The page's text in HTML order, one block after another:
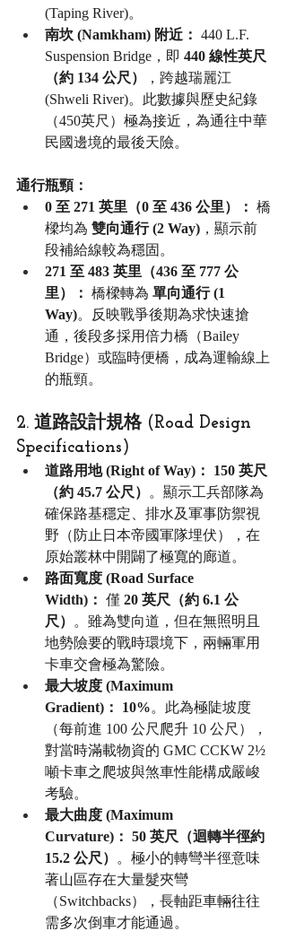
(Taping River)。
南坎 (Namkham) 附近： 440 L.F.
Suspension Bridge，即 440 線性英尺
（約 134 公尺）
，跨越瑞麗江
(Shweli River)。此數據與歷史紀錄
（450英尺）極為接近，為通往中華
民國邊境的最後天險。
通行瓶頸：
0 至 271 英里（0 至 436 公里）： 橋
樑均為 雙向通行 (2 Way) ，顯示前
段補給線較為穩固。
271 至 483 英里（436 至 777 公
里）： 橋樑轉為 單向通行 (1
Way)。反映戰爭後期為求快速搶
通，後段多採用倍力橋（Bailey
Bridge）或臨時便橋，成為運輸線上
的瓶頸。
2. 道路設計規格 (Road Design
Specifications)
道路用地 (Right of Way)：
150 英尺
（約 45.7 公尺）
。顯示工兵部隊為
確保路基穩定、排水及軍事防禦視
野（防止日本帝國軍隊埋伏），在
原始叢林中開闢了極寬的廊道。
路面寬度 (Road Surface
Width)： 僅 20 英尺（約 6.1 公
尺）
。雖為雙向道，但在無照明且
地勢險要的戰時環境下，兩輛軍用
卡車交會極為驚險。
最大坡度 (Maximum
Gradient)：
10%。此為極陡坡度
（每前進 100 公尺爬升 10 公尺），
對當時滿載物資的 GMC CCKW 2½
噸卡車之爬坡與煞車性能構成嚴峻
考驗。
最大曲度 (Maximum
Curvature)： 50 英尺（迴轉半徑約
15.2 公尺）
。極小的轉彎半徑意味
著山區存在大量髮夾彎
（Switchbacks），長軸距車輛往往
需多次倒車才能通過。